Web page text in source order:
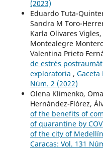
(2023)
Eduardo Tuta-
Sandra M Toro-
Karla Olivares
Montealegre
Valentina Prieto
de estrés
exploratoria , Gaceta
Núm. 2 (2022)
Olena Klimenko,
Hernández-Flórez,
of the benefits of
of quarantine by
of the city of
Caracas: Vol. 131